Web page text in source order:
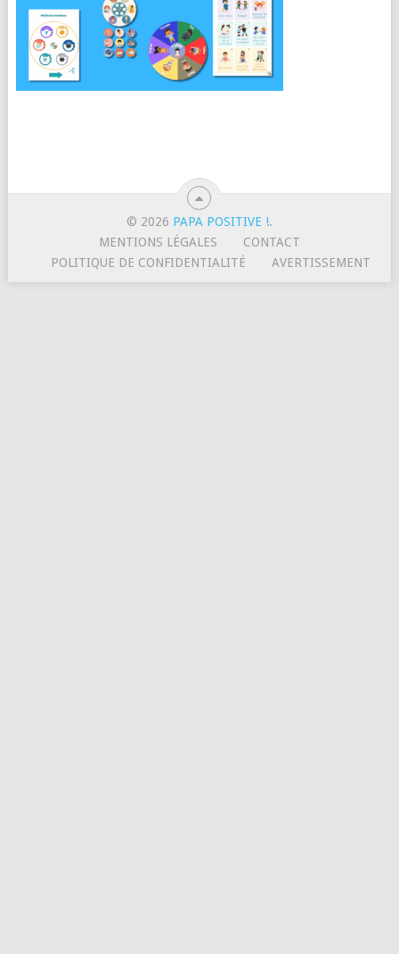
© 2026 PAPA POSITIVE !.
MENTIONS LÉGALES
CONTACT
POLITIQUE DE CONFIDENTIALITÉ
AVERTISSEMENT